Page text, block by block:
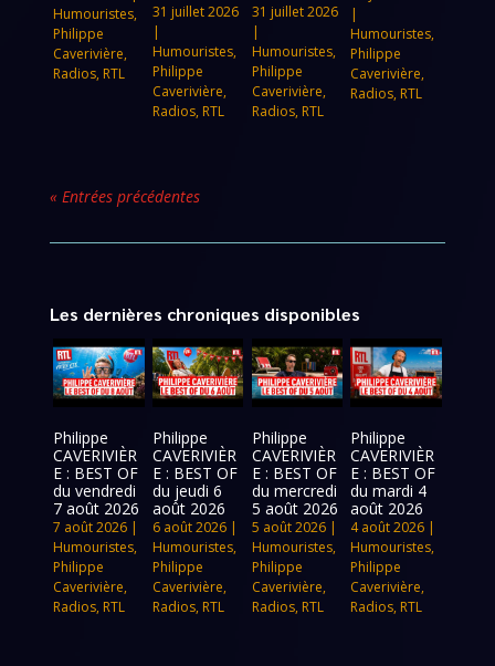
Humouristes,
Philippe
Caverivière,
Radios, RTL
31 juillet 2026
|
Humouristes,
Philippe
Caverivière,
Radios, RTL
31 juillet 2026
|
Humouristes,
Philippe
Caverivière,
Radios, RTL
|
Humouristes,
Philippe
Caverivière,
Radios, RTL
« Entrées précédentes
Les dernières chroniques disponibles
Philippe
CAVERIVIÈR
E : BEST OF
du vendredi
7 août 2026
7 août 2026 |
Humouristes,
Philippe
Caverivière,
Radios, RTL
Philippe
CAVERIVIÈR
E : BEST OF
du jeudi 6
août 2026
6 août 2026|
Humouristes,
Philippe
Caverivière,
Radios, RTL
Philippe
CAVERIVIÈR
E : BEST OF
du mercredi
5 août 2026
5 août 2026|
Humouristes,
Philippe
Caverivière,
Radios, RTL
Philippe
CAVERIVIÈR
E : BEST OF
du mardi 4
août 2026
4 août 2026 |
Humouristes,
Philippe
Caverivière,
Radios, RTL